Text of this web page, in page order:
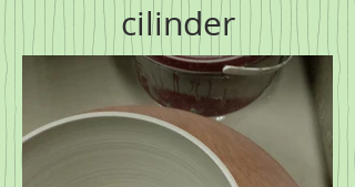
cilinder